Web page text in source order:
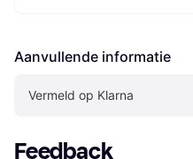
Aanvullende informatie
Vermeld op Klarna
Feedback